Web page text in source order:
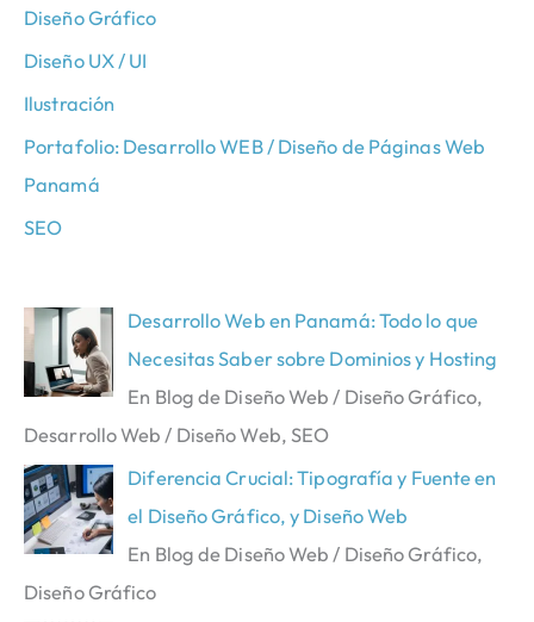
Diseño Gráfico
Diseño UX / UI
Ilustración
Portafolio: Desarrollo WEB / Diseño de Páginas Web
Panamá
SEO
Desarrollo Web en Panamá: Todo lo que
Necesitas Saber sobre Dominios y Hosting
En Blog de Diseño Web / Diseño Gráfico,
Desarrollo Web / Diseño Web, SEO
Diferencia Crucial: Tipografía y Fuente en
el Diseño Gráfico, y Diseño Web
En Blog de Diseño Web / Diseño Gráfico,
Diseño Gráfico